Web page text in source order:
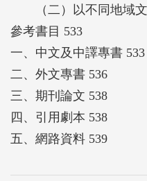
（二）以不同地域文
參考書目 533
一、中文及中譯專書 533
二、外文專書 536
三、期刊論文 538
四、引用劇本 538
五、網路資料 539